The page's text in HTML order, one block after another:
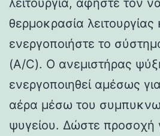
θερμοκρασία λειτουργίας
ενεργοποιήστε το
(A/C). Ο ανεμιστήρας
ενεργοποιηθεί αμέσως
αέρα μέσω του
ψυγείου. Δώστε προσοχή